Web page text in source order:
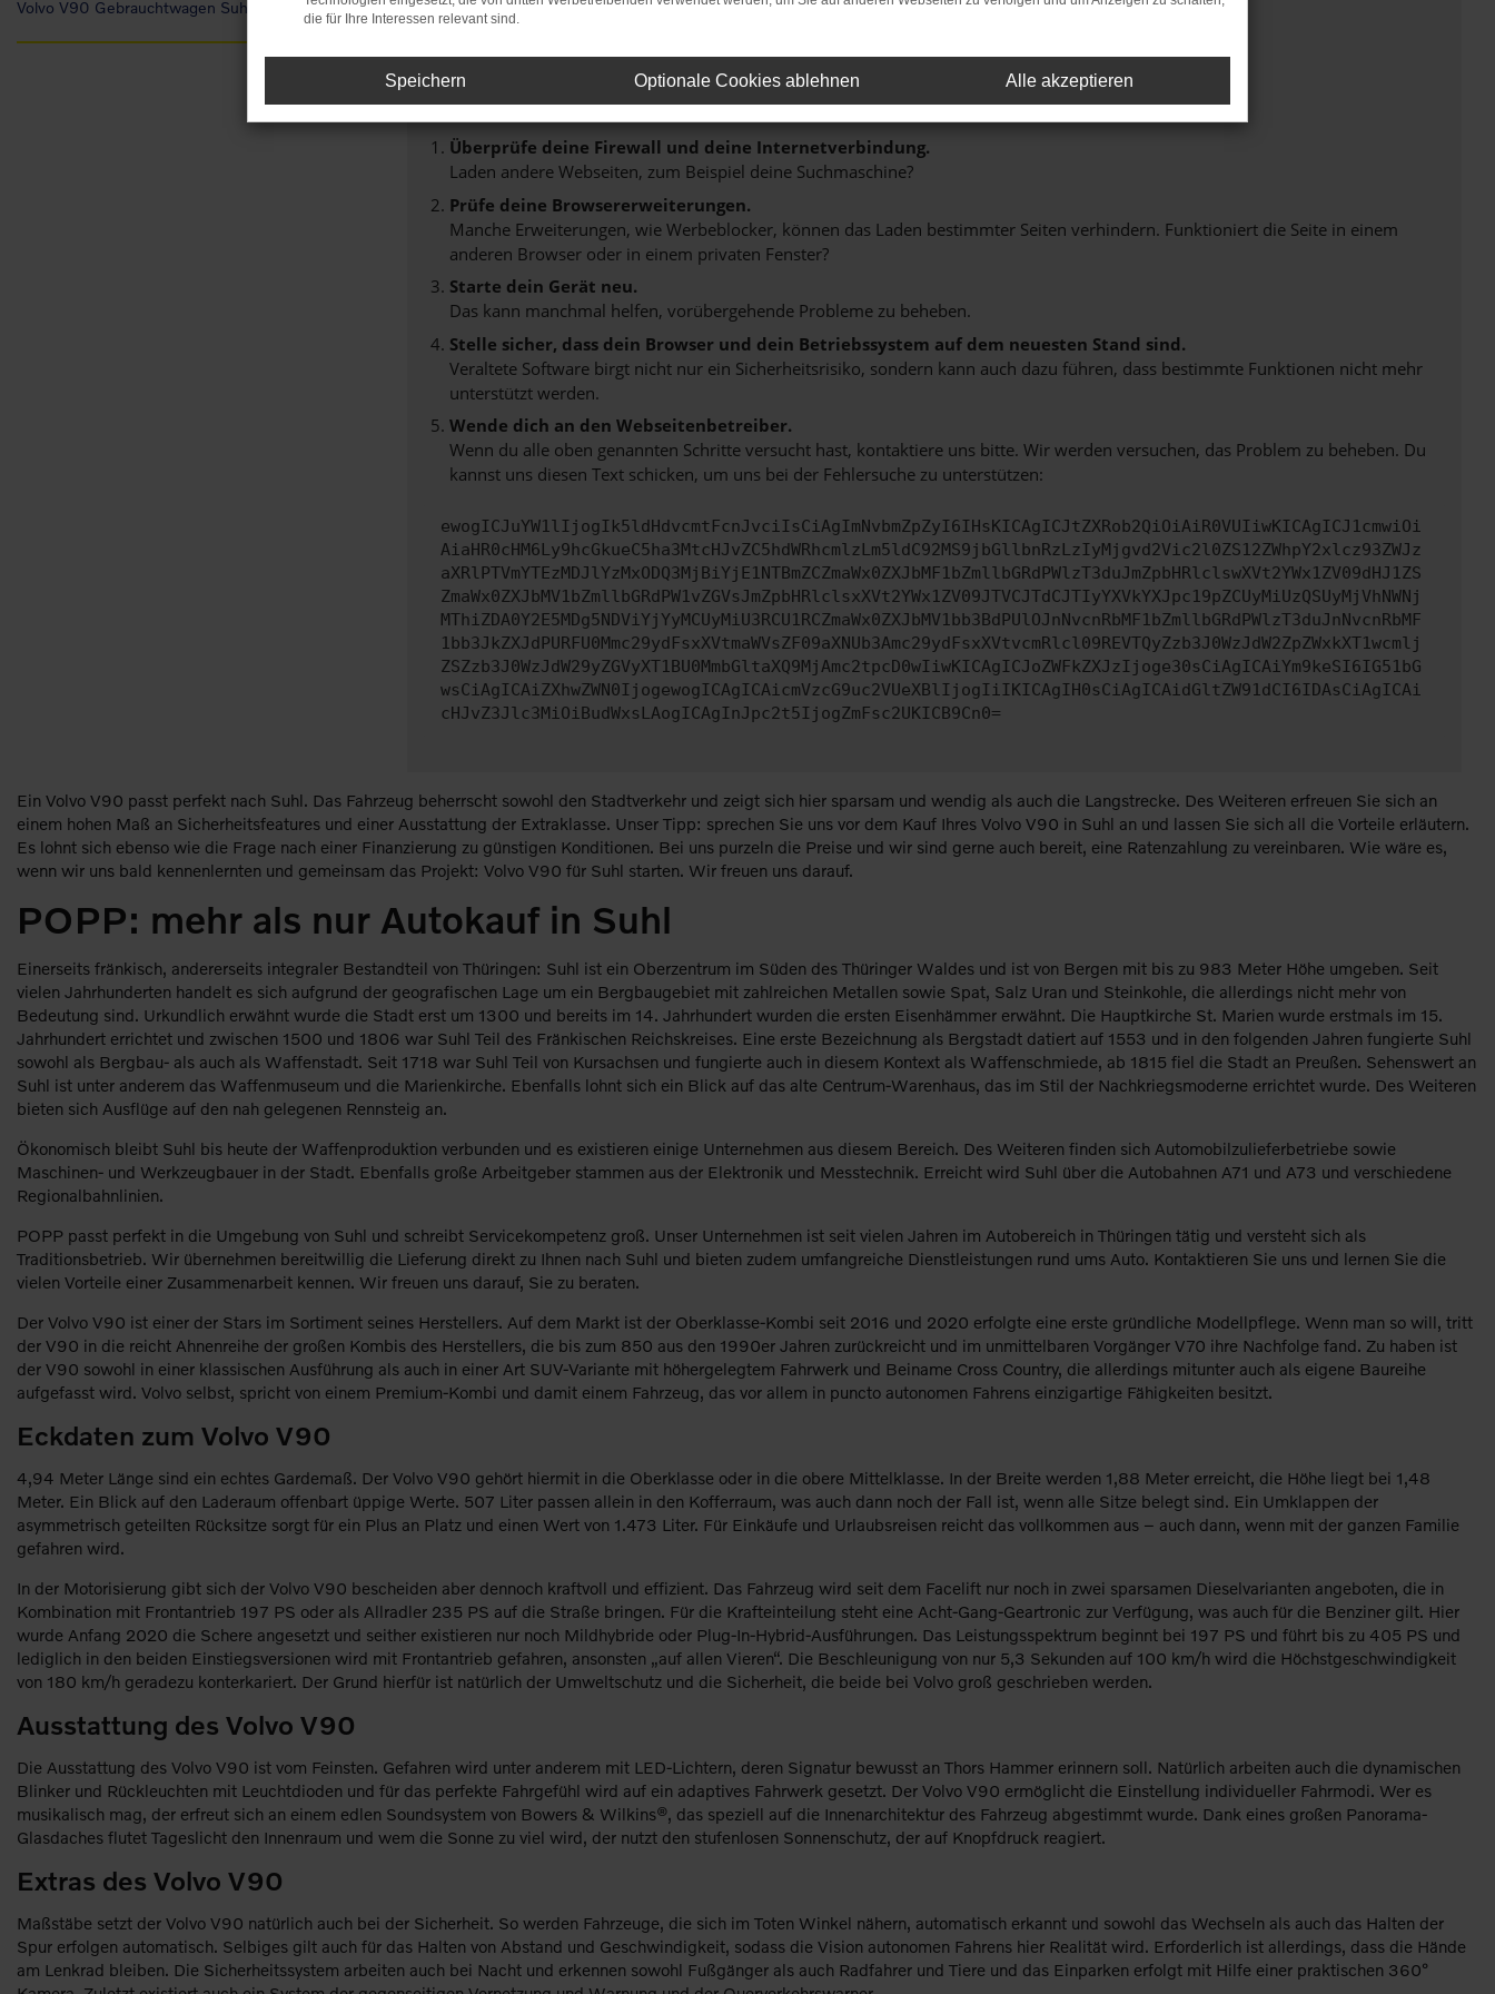
Volvo V90 Gebrauchtwagen Suhl Fehler: Network Error
Beim Laden ist ein Fehler aufgetreten.
Hier sind ein paar Tipps, die dir helfen können:
Überprüfe deine Firewall und deine Internetverbindung.
Laden andere Webseiten, zum Beispiel deine Suchmaschine?
Prüfe deine Browsererweiterungen.
Manche Erweiterungen, wie Werbeblocker, können das Laden bestimmter Seiten verhindern. Funktioniert die Seite in einem
anderen Browser oder in einem privaten Fenster?
Starte dein Gerät neu.
Das kann manchmal helfen, vorübergehende Probleme zu beheben.
Stelle sicher, dass dein Browser und dein Betriebssystem auf dem neuesten Stand sind.
Veraltete Software birgt nicht nur ein Sicherheitsrisiko, sondern kann auch dazu führen, dass bestimmte Funktionen nicht mehr
unterstützt werden.
Wende dich an den Webseitenbetreiber.
Wenn du alle oben genannten Schritte versucht hast, kontaktiere uns bitte. Wir werden versuchen, das Problem zu beheben. Du
kannst uns diesen Text schicken, um uns bei der Fehlersuche zu unterstützen:
ewogICJuYW1lIjogIk5ldHdvcmtFcnJvciIsCiAgImNvbmZpZyI6IHsKICAgICJtZXRob2QiOiAiR0VUIiwKICAgICJ1cmwiOi
AiaHR0cHM6Ly9hcGkueC5ha3MtcHJvZC5hdWRhcmlzLm5ldC92MS9jbGllbnRzLzIyMjgvd2Vic2l0ZS12ZWhpY2xlcz93ZWJz
aXRlPTVmYTEzMDJlYzMxODQ3MjBiYjE1NTBmZCZmaWx0ZXJbMF1bZmllbGRdPWlzT3duJmZpbHRlclswXVt2YWx1ZV09dHJ1ZS
ZmaWx0ZXJbMV1bZmllbGRdPW1vZGVsJmZpbHRlclsxXVt2YWx1ZV09JTVCJTdCJTIyYXVkYXJpc19pZCUyMiUzQSUyMjVhNWNj
MThiZDA0Y2E5MDg5NDViYjYyMCUyMiU3RCU1RCZmaWx0ZXJbMV1bb3BdPUlOJnNvcnRbMF1bZmllbGRdPWlzT3duJnNvcnRbMF
1bb3JkZXJdPURFU0Mmc29ydFsxXVtmaWVsZF09aXNUb3Amc29ydFsxXVtvcmRlcl09REVTQyZzb3J0WzJdW2ZpZWxkXT1wcmlj
ZSZzb3J0WzJdW29yZGVyXT1BU0MmbGltaXQ9MjAmc2tpcD0wIiwKICAgICJoZWFkZXJzIjoge30sCiAgICAiYm9keSI6IG51bG
wsCiAgICAiZXhwZWN0IjogewogICAgICAicmVzcG9uc2VUeXBlIjogIiIKICAgIH0sCiAgICAidGltZW91dCI6IDAsCiAgICAi
cHJvZ3Jlc3MiOiBudWxsLAogICAgInJpc2t5IjogZmFsc2UKICB9Cn0=
Ein Volvo V90 passt perfekt nach Suhl. Das Fahrzeug beherrscht sowohl den Stadtverkehr und zeigt sich hier sparsam und wendig als auch die Langstrecke. Des Weiteren erfreuen Sie sich an
einem hohen Maß an Sicherheitsfeatures und einer Ausstattung der Extraklasse. Unser Tipp: sprechen Sie uns vor dem Kauf Ihres Volvo V90 in Suhl an und lassen Sie sich all die Vorteile erläutern.
Es lohnt sich ebenso wie die Frage nach einer Finanzierung zu günstigen Konditionen. Bei uns purzeln die Preise und wir sind gerne auch bereit, eine Ratenzahlung zu vereinbaren. Wie wäre es,
wenn wir uns bald kennenlernten und gemeinsam das Projekt: Volvo V90 für Suhl starten. Wir freuen uns darauf.
POPP: mehr als nur Autokauf in Suhl
Einerseits fränkisch, andererseits integraler Bestandteil von Thüringen: Suhl ist ein Oberzentrum im Süden des Thüringer Waldes und ist von Bergen mit bis zu 983 Meter Höhe umgeben. Seit
vielen Jahrhunderten handelt es sich aufgrund der geografischen Lage um ein Bergbaugebiet mit zahlreichen Metallen sowie Spat, Salz Uran und Steinkohle, die allerdings nicht mehr von
Bedeutung sind. Urkundlich erwähnt wurde die Stadt erst um 1300 und bereits im 14. Jahrhundert wurden die ersten Eisenhämmer erwähnt. Die Hauptkirche St. Marien wurde erstmals im 15.
Jahrhundert errichtet und zwischen 1500 und 1806 war Suhl Teil des Fränkischen Reichskreises. Eine erste Bezeichnung als Bergstadt datiert auf 1553 und in den folgenden Jahren fungierte Suhl
sowohl als Bergbau- als auch als Waffenstadt. Seit 1718 war Suhl Teil von Kursachsen und fungierte auch in diesem Kontext als Waffenschmiede, ab 1815 fiel die Stadt an Preußen. Sehenswert an
Suhl ist unter anderem das Waffenmuseum und die Marienkirche. Ebenfalls lohnt sich ein Blick auf das alte Centrum-Warenhaus, das im Stil der Nachkriegsmoderne errichtet wurde. Des Weiteren
bieten sich Ausflüge auf den nah gelegenen Rennsteig an.
Ökonomisch bleibt Suhl bis heute der Waffenproduktion verbunden und es existieren einige Unternehmen aus diesem Bereich. Des Weiteren finden sich Automobilzulieferbetriebe sowie
Maschinen- und Werkzeugbauer in der Stadt. Ebenfalls große Arbeitgeber stammen aus der Elektronik und Messtechnik. Erreicht wird Suhl über die Autobahnen A71 und A73 und verschiedene
Regionalbahnlinien.
POPP passt perfekt in die Umgebung von Suhl und schreibt Servicekompetenz groß. Unser Unternehmen ist seit vielen Jahren im Autobereich in Thüringen tätig und versteht sich als
Traditionsbetrieb. Wir übernehmen bereitwillig die Lieferung direkt zu Ihnen nach Suhl und bieten zudem umfangreiche Dienstleistungen rund ums Auto. Kontaktieren Sie uns und lernen Sie die
vielen Vorteile einer Zusammenarbeit kennen. Wir freuen uns darauf, Sie zu beraten.
Der Volvo V90 ist einer der Stars im Sortiment seines Herstellers. Auf dem Markt ist der Oberklasse-Kombi seit 2016 und 2020 erfolgte eine erste gründliche Modellpflege. Wenn man so will, tritt
der V90 in die reicht Ahnenreihe der großen Kombis des Herstellers, die bis zum 850 aus den 1990er Jahren zurückreicht und im unmittelbaren Vorgänger V70 ihre Nachfolge fand. Zu haben ist
der V90 sowohl in einer klassischen Ausführung als auch in einer Art SUV-Variante mit höhergelegtem Fahrwerk und Beiname Cross Country, die allerdings mitunter auch als eigene Baureihe
aufgefasst wird. Volvo selbst, spricht von einem Premium-Kombi und damit einem Fahrzeug, das vor allem in puncto autonomen Fahrens einzigartige Fähigkeiten besitzt.
Eckdaten zum Volvo V90
4,94 Meter Länge sind ein echtes Gardemaß. Der Volvo V90 gehört hiermit in die Oberklasse oder in die obere Mittelklasse. In der Breite werden 1,88 Meter erreicht, die Höhe liegt bei 1,48
Meter. Ein Blick auf den Laderaum offenbart üppige Werte. 507 Liter passen allein in den Kofferraum, was auch dann noch der Fall ist, wenn alle Sitze belegt sind. Ein Umklappen der
asymmetrisch geteilten Rücksitze sorgt für ein Plus an Platz und einen Wert von 1.473 Liter. Für Einkäufe und Urlaubsreisen reicht das vollkommen aus – auch dann, wenn mit der ganzen Familie
gefahren wird.
In der Motorisierung gibt sich der Volvo V90 bescheiden aber dennoch kraftvoll und effizient. Das Fahrzeug wird seit dem Facelift nur noch in zwei sparsamen Dieselvarianten angeboten, die in
Kombination mit Frontantrieb 197 PS oder als Allradler 235 PS auf die Straße bringen. Für die Krafteinteilung steht eine Acht-Gang-Geartronic zur Verfügung, was auch für die Benziner gilt. Hier
wurde Anfang 2020 die Schere angesetzt und seither existieren nur noch Mildhybride oder Plug-In-Hybrid-Ausführungen. Das Leistungsspektrum beginnt bei 197 PS und führt bis zu 405 PS und
lediglich in den beiden Einstiegsversionen wird mit Frontantrieb gefahren, ansonsten „auf allen Vieren“. Die Beschleunigung von nur 5,3 Sekunden auf 100 km/h wird die Höchstgeschwindigkeit
von 180 km/h geradezu konterkariert. Der Grund hierfür ist natürlich der Umweltschutz und die Sicherheit, die beide bei Volvo groß geschrieben werden.
Ausstattung des Volvo V90
Die Ausstattung des Volvo V90 ist vom Feinsten. Gefahren wird unter anderem mit LED-Lichtern, deren Signatur bewusst an Thors Hammer erinnern soll. Natürlich arbeiten auch die dynamischen
Blinker und Rückleuchten mit Leuchtdioden und für das perfekte Fahrgefühl wird auf ein adaptives Fahrwerk gesetzt. Der Volvo V90 ermöglicht die Einstellung individueller Fahrmodi. Wer es
musikalisch mag, der erfreut sich an einem edlen Soundsystem von Bowers & Wilkins®, das speziell auf die Innenarchitektur des Fahrzeug abgestimmt wurde. Dank eines großen Panorama-
Glasdaches flutet Tageslicht den Innenraum und wem die Sonne zu viel wird, der nutzt den stufenlosen Sonnenschutz, der auf Knopfdruck reagiert.
Extras des Volvo V90
Maßstäbe setzt der Volvo V90 natürlich auch bei der Sicherheit. So werden Fahrzeuge, die sich im Toten Winkel nähern, automatisch erkannt und sowohl das Wechseln als auch das Halten der
Spur erfolgen automatisch. Selbiges gilt auch für das Halten von Abstand und Geschwindigkeit, sodass die Vision autonomen Fahrens hier Realität wird. Erforderlich ist allerdings, dass die Hände
am Lenkrad bleiben. Die Sicherheitssystem arbeiten auch bei Nacht und erkennen sowohl Fußgänger als auch Radfahrer und Tiere und das Einparken erfolgt mit Hilfe einer praktischen 360°
die für Ihre Interessen relevant sind.
Speichern Optionale Cookies ablehnen Alle akzeptieren